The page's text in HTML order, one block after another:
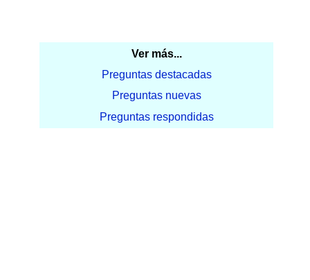
Ver más...
Preguntas destacadas
Preguntas nuevas
Preguntas respondidas